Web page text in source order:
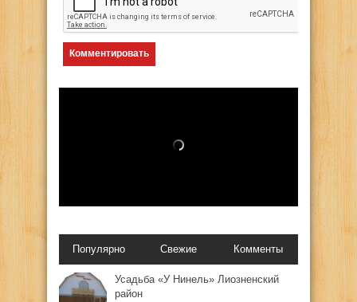
Популярно Свежие Комменты
Усадьба «У Нинель» Лиозненский
район